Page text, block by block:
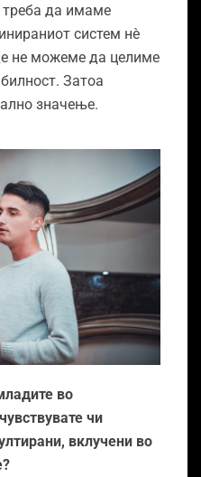
треба да имаме
систем нѐ
не можеме да целиме
Затоа
значење.
во
чи
вклучени во